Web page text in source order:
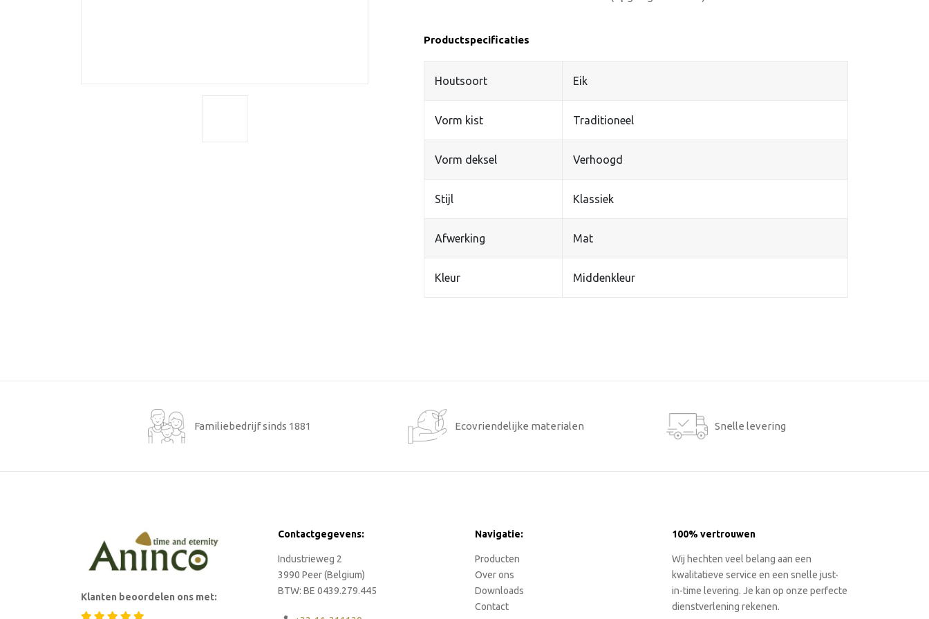
Productspecificaties
Houtsoort Eik
Vorm kist Traditioneel
Vorm deksel Verhoogd
Stijl Klassiek
Afwerking Mat
Kleur Middenkleur
Familiebedrijf sinds 1881 Ecovriendelijke materialen Snelle levering
Klanten beoordelen ons met:
Contactgegevens:
Industrieweg 2
3990 Peer (Belgium)
BTW: BE 0439.279.445
Navigatie:
Producten
Over ons
Downloads
Contact
100% vertrouwen
Wij hechten veel belang aan een
kwalitatieve service en een snelle just-
in-time levering. Je kan op onze perfecte
dienstverlening rekenen.